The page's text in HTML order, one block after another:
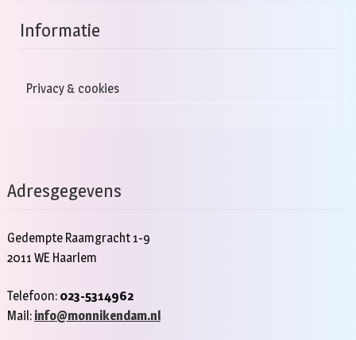
Informatie
Privacy & cookies
Adresgegevens
Gedempte Raamgracht 1-9
2011 WE Haarlem
Telefoon: 023-5314962
Mail: info@monnikendam.nl